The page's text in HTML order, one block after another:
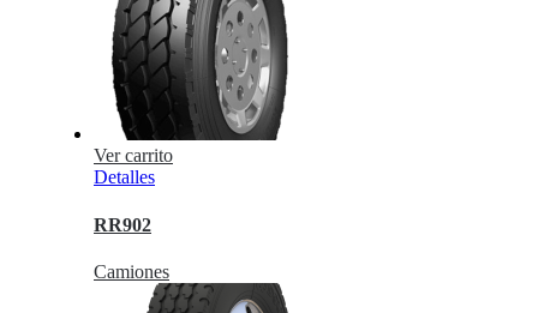
Ver carrito
Detalles
RR902
Camiones